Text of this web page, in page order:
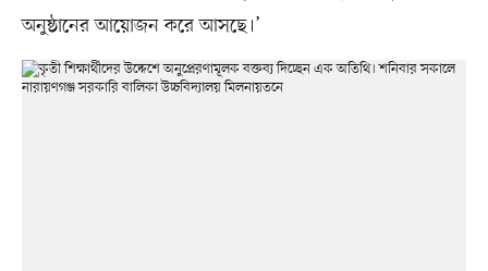
অনুষ্ঠানের আয়োজন করে আসছে।’